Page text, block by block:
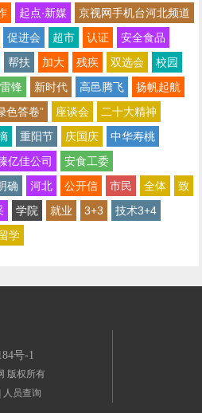
起点∙新媒
京视网手机台河北频道
促进会 超市 认证
安全食品
帮扶 加大 残疾 双选会
校园
锋 新时代 高邑腾飞
扬帆起航
色答卷”
座谈会
二十大精神
重阳节 庆国庆
中华寿桃
亿佳公司
安食工委
确 河北 公开信 市民 全体
致
学院 就业 3+3
技术3+4
学
号-1
版权所有
人员查询